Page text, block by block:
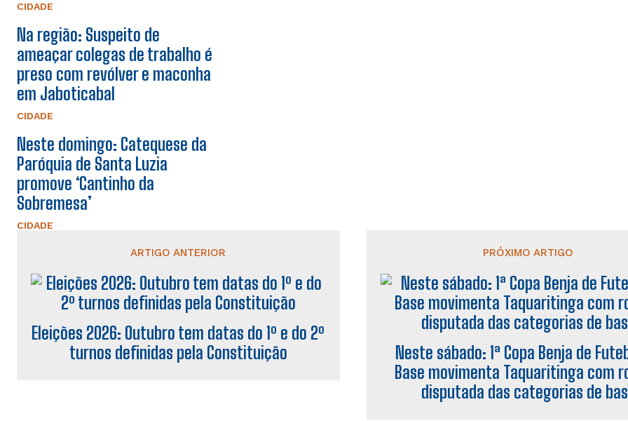
CIDADE
Na região: Suspeito de
ameaçar colegas de trabalho é
preso com revólver e maconha
em Jaboticabal
CIDADE
Neste domingo: Catequese da
Paróquia de Santa Luzia
promove ‘Cantinho da
Sobremesa’
CIDADE
ARTIGO ANTERIOR
Eleições 2026: Outubro tem datas do 1º e do 2º
turnos definidas pela Constituição
PRÓXIMO ARTIGO
Neste sábado: 1ª Copa Benja de
Base movimenta Taquaritinga com
disputada das categorias de